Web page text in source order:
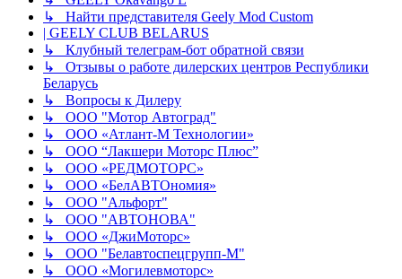
↳ Найти представителя Geely Mod Custom
| GEELY CLUB BELARUS
↳ Клубный телеграм-бот обратной связи
↳ Отзывы о работе дилерских центров Республики
Беларусь
↳ Вопросы к Дилеру
↳ ООО "Мотор Автоград"
↳ ООО «Атлант-М Технологии»
↳ ООО “Лакшери Моторс Плюс”
↳ ООО «РЕДМОТОРС»
↳ ООО «БелАВТОномия»
↳ ООО "Альфорт"
↳ ООО "АВТОНОВА"
↳ ООО «ДжиМоторс»
↳ ООО "Белавтоспецгрупп-М"
↳ ООО «Могилевмоторс»